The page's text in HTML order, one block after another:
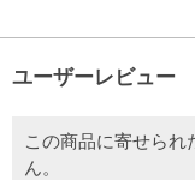
ユーザーレビュー
この商品に寄せら
ん。